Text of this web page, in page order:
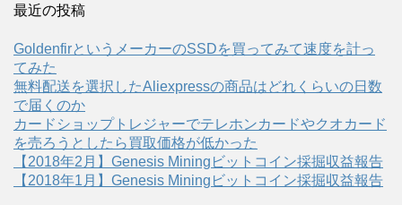
最近の投稿
GoldenfirというメーカーのSSDを買ってみて速度を計っ
てみた
無料配送を選択したAliexpressの商品はどれくらいの日数
で届くのか
カードショップトレジャーでテレホンカードやクオカード
を売ろうとしたら買取価格が低かった
【2018年2月】Genesis Miningビットコイン採掘収益報告
【2018年1月】Genesis Miningビットコイン採掘収益報告